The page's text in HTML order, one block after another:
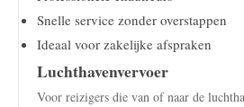
Snelle service zonder overstappen
Ideaal voor zakelijke afspraken
Luchthavenvervoer
Voor reizigers die van of naar de